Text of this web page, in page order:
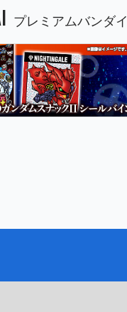
プレミアムバンダイ